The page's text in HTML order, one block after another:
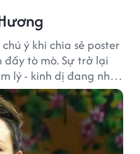
ý khi chia sẻ poster
đầy tò mò. Sự trở lại
lý - kinh dị đang nhận